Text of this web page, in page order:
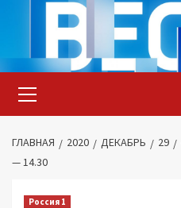
содержимому
меню
ГЛАВНАЯ 2020 ДЕКАБРЬ 29
— 14.30
Россия 1